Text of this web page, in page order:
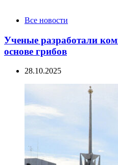
CategoriesВсе новости
Ученые разработали
основе грибов
28.10.2025